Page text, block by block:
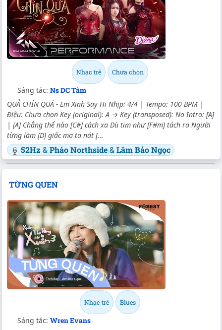
Nhạc trẻ Chưa chọn
Sáng tác: Ns DC Tâm
QUẢ CHÍN QUÁ - Em Xinh Say Hi Nhịp: 4/4 | Tempo: 100 BPM |
Điệu: Chưa chọn Key (original): A → Key (transposed): No Intro: [A]
| [A] Chẳng thể nào [C#] cách xa Dù tim như [F#m] tách ra Người
từng làm [D] giấc mơ ta nát [...
52Hz &Pháo Northside&Lâm Bảo Ngọc
TỪNG QUEN
Nhạc trẻ Blues
Sáng tác: Wren Evans